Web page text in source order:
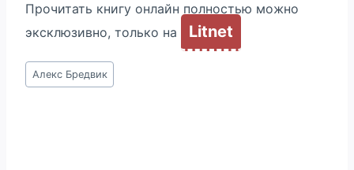
Прочитать книгу онлайн полностью можно
эксклюзивно, только на
Litnet
Метки
записи:
Алекс Бредвик